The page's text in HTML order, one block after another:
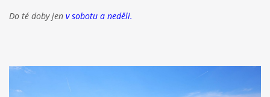
Do té doby jen v sobotu a neděli.